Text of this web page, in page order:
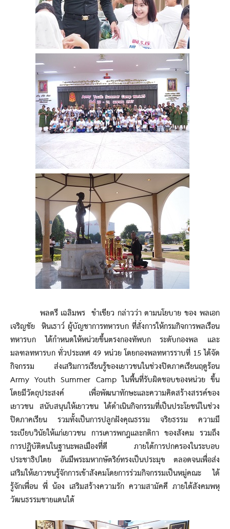
พลตรี เฉลิมพร ขำเขียว กล่าวว่า ตามนโยบาย ของ พลเอก
เจริญชัย หินเธาว์ ผู้บัญชาการทหารบก ที่สั่งการให้กรมกิจการพลเรือน
ทหารบก ได้กำหนดให้หน่วยขึ้นตรงกองทัพบก ระดับกองพล และ
มลฑลทหารบก ทั่วประเทศ 49 หน่วย โดยกองพลทหารราบที่ 15 ได้จัด
กิจกรรม ส่งเสริมการเรียนรู้ของเยาวชนในช่วงปิดภาคเรียนฤดูร้อน
Army Youth Summer Camp ในพื้นที่รับผิดชอบของหน่วย ขึ้น
โดยมีวัตถุประสงค์ เพื่อพัฒนาทักษะและความคิดสร้างสรรค์ของ
เยาวชน สนับสนุนให้เยาวชน ได้ดำเนินกิจกรรมที่เป็นประโยชน์ในช่วง
ปิดภาคเรียน รวมทั้งเป็นการปลูกฝังคุณธรรม จริยธรรม ความมี
ระเบียบวินัยให้แก่เยาวชน การเคารพกฎและกติกา ของสังคม รวมถึง
การปฏิบัติตนในฐานะพลเมืองที่ดี ภายใต้การปกครองในระบอบ
ประชาธิปไตย อันมีพระมหากษัตริย์ทรงเป็นประมุข ตลอดจนเพื่อส่ง
เสริมให้เยาวชนรู้จักการเข้าสังคมโดยการร่วมกิจกรรมเป็นหมู่คณะ ได้
รู้จักเพื่อน พี่ น้อง เสริมสร้างความรัก ความสามัคคี ภายใต้สังคมพหุ
วัฒนธรรมชายแดนใต้